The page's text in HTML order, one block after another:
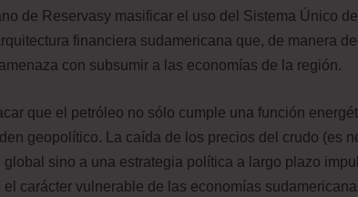
de Reservasy masificar el uso del Sistema Único
financiera sudamericana que, de manera
con subsumir a las economías de la región.
que el petróleo no sólo cumple una función
geopolítico. La caída de los precios del crudo (es
global sino a una estrategia política a largo plazo
el carácter vulnerable de las economías